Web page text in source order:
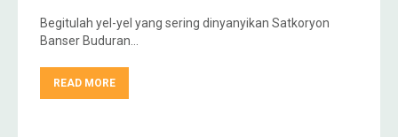
Begitulah yel-yel yang sering dinyanyikan Satkoryon
Banser Buduran…
READ MORE